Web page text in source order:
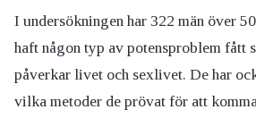
I undersökningen har 322 män över
haft någon typ av potensproblem fått
påverkar livet och sexlivet. De har
vilka metoder de prövat för att